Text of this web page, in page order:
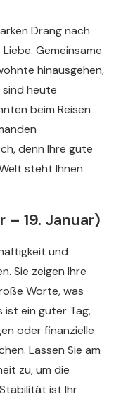
Drang nach
Gemeinsame
hinausgehen,
sind heute
beim Reisen
denn Ihre gute
steht Ihnen
19. Januar)
und
Sie zeigen Ihre
Worte, was
ist ein guter Tag,
oder finanzielle
Lassen Sie am
zu, um die
ist Ihr